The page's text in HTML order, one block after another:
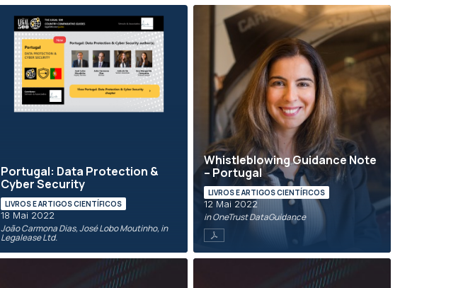
Portugal: Data Protection &
Cyber Security
LIVROS E ARTIGOS CIENTÍFICOS
18 Mai 2022
João Carmona Dias, José Lobo Moutinho, in
Legalease Ltd.
Whistleblowing Guidance Note
– Portugal
LIVROS E ARTIGOS CIENTÍFICOS
12 Mai 2022
in OneTrust DataGuidance